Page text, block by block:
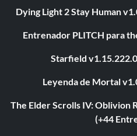
Dying Light 2 Stay Human
Entrenador PLITCH para
Starfield
Leyenda de Mortal
The Elder Scrolls IV: Oblivion
(+44